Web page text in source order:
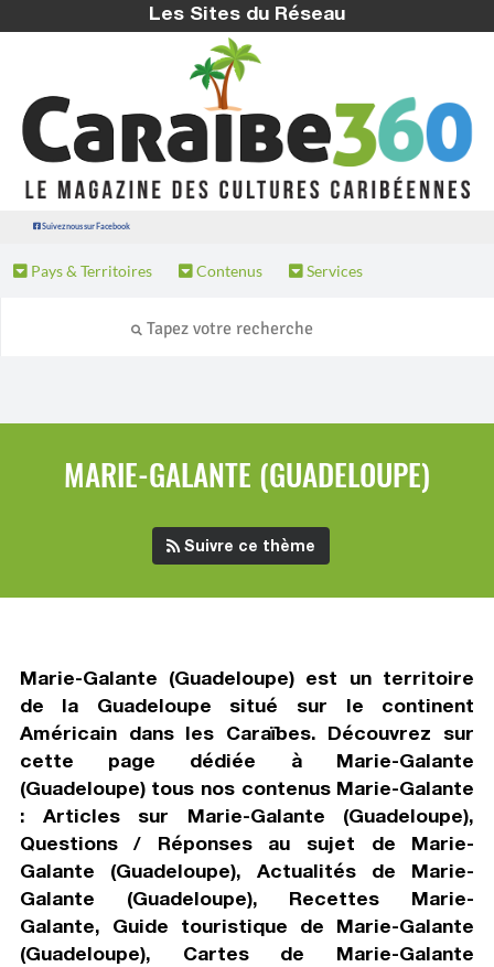
Les Sites du Réseau
Suivez nous sur Facebook
Pays & Territoires Contenus Services
MARIE-GALANTE (GUADELOUPE)
Suivre ce thème
Marie-Galante (Guadeloupe) est un territoire
de la Guadeloupe situé sur le continent
Américain dans les Caraïbes. Découvrez sur
cette page dédiée à Marie-Galante
(Guadeloupe) tous nos contenus Marie-Galante
: Articles sur Marie-Galante (Guadeloupe),
Questions / Réponses au sujet de Marie-
Galante (Guadeloupe), Actualités de Marie-
Galante (Guadeloupe), Recettes Marie-
Galante, Guide touristique de Marie-Galante
(Guadeloupe), Cartes de Marie-Galante